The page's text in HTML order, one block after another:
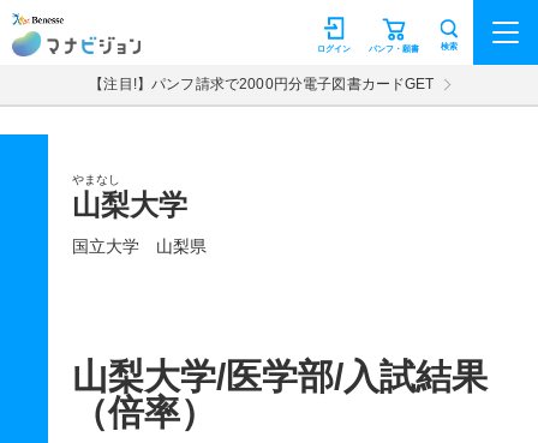
マナビジョン パンフ・願書
ログイン 検索
【注目!】パンフ請求で2000円分電子図書カードGET
やまなし
山梨大学
国立大学 山梨県
山梨大学/医学部/入試結果
（倍率）